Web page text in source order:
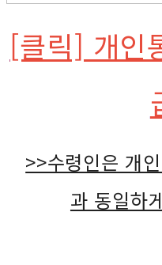
[클릭] 개인
>>수령인은 개
과 동일하